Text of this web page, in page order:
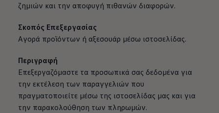
ζημιών και την αποφυγή πιθανών διαφορών.
Σκοπός Επεξεργασίας
Αγορά προϊόντων ή αξεσουάρ μέσω ιστοσελίδας.
Περιγραφή
Επεξεργαζόμαστε τα προσωπικά σας δεδομένα για
την εκτέλεση των παραγγελιών που
πραγματοποιείτε μέσω της ιστοσελίδας μας και για
την παρακολούθηση των πληρωμών.